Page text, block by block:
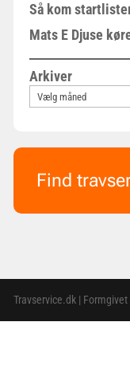
Så kom
Mats E Djuse
Arkiver
Find
Travservice.dk |